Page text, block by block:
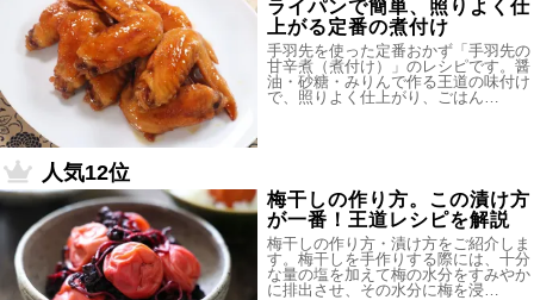
ライパンで簡単、照りよく仕
上がる定番の煮付け
手羽先を使った定番おかず「手羽先の
甘辛煮（煮付け）」のレシピです。醤
油・砂糖・みりんで作る王道の味付け
で、照りよく仕上がり、ごはん…
人気12位
梅干しの作り方。この漬け方
が一番！王道レシピを解説
梅干しの作り方・漬け方をご紹介しま
す。梅干しを手作りする際には、十分
な量の塩を加えて梅の水分をすみやか
に排出させ、その水分に梅を浸…